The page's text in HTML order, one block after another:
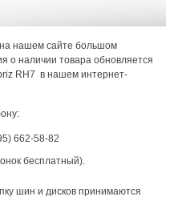
нашем сайте большом
о наличии товара обновляется
RH7 в нашем интернет-
662-58-82
бесплатный).
шин и дисков принимаются